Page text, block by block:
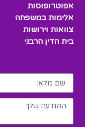
אפוטרופוסות
אלימות במשפחה
צוואות וירושות
בית הדין הרבני